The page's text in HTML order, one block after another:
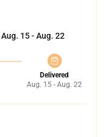
Aug. 15 - Aug. 22
Delivered
Aug. 15 - Aug. 22